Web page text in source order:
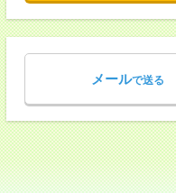
メールで送る